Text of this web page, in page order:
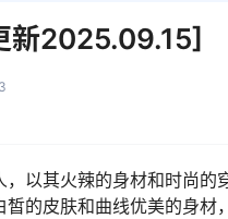
新2025.09.15]
以其火辣的身材和时尚
的皮肤和曲线优美的身